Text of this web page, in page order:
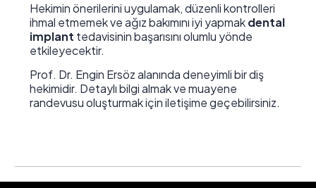
Hekimin önerilerini uygulamak, düzenli kontrolleri
ihmal etmemek ve ağız bakımını iyi yapmakdental
implant tedavisinin başarısını olumlu yönde
etkileyecektir.
Prof. Dr. Engin Ersöz alanında deneyimli bir diş
hekimidir. Detaylı bilgi almak ve muayene
randevusu oluşturmak için iletişime geçebilirsiniz.